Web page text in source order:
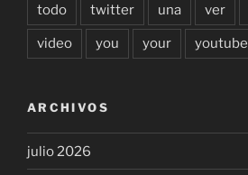
todo twitter una ver
video you your youtube
ARCHIVOS
julio 2026